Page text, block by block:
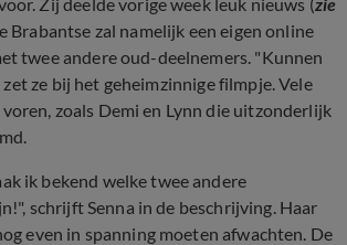
Brabantse zal namelijk een eigen online
twee andere oud-deelnemers. "Kunnen
zet ze bij het geheimzinnige filmpje. Vele
zoals Demi en Lynn die uitzonderlijk
ik bekend welke twee andere
schrijft Senna in de beschrijving. Haar
even in spanning moeten afwachten. De